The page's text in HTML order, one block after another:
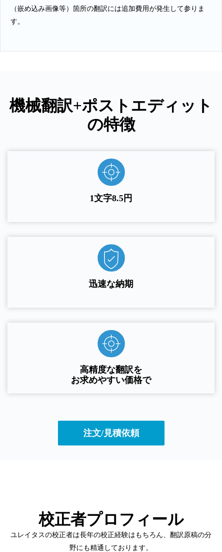
（嵌め込み画像等）箇所の翻訳には追加費用が発生して参りま
す。
機械翻訳+ポストエディット
の特徴
1文字8.5円
迅速な納期
高精度な翻訳を
お求めやすい価格で
注文/見積依頼
校正者プロフィール
ユレイタスの校正者は長年の校正経験はもちろん、翻訳原稿の分
野にも精通しております。